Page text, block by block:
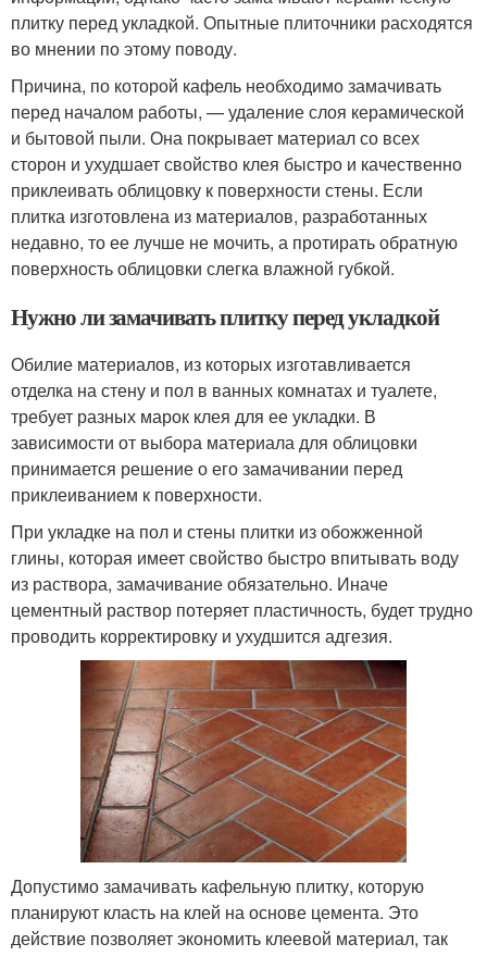
плитку перед укладкой. Опытные плиточники расходятся
во мнении по этому поводу.
Причина, по которой кафель необходимо замачивать
перед началом работы, — удаление слоя керамической
и бытовой пыли. Она покрывает материал со всех
сторон и ухудшает свойство клея быстро и качественно
приклеивать облицовку к поверхности стены. Если
плитка изготовлена из материалов, разработанных
недавно, то ее лучше не мочить, а протирать обратную
поверхность облицовки слегка влажной губкой.
Нужно ли замачивать плитку перед укладкой
Обилие материалов, из которых изготавливается
отделка на стену и пол в ванных комнатах и туалете,
требует разных марок клея для ее укладки. В
зависимости от выбора материала для облицовки
принимается решение о его замачивании перед
приклеиванием к поверхности.
При укладке на пол и стены плитки из обожженной
глины, которая имеет свойство быстро впитывать воду
из раствора, замачивание обязательно. Иначе
цементный раствор потеряет пластичность, будет трудно
проводить корректировку и ухудшится адгезия.
Допустимо замачивать кафельную плитку, которую
планируют класть на клей на основе цемента. Это
действие позволяет экономить клеевой материал, так